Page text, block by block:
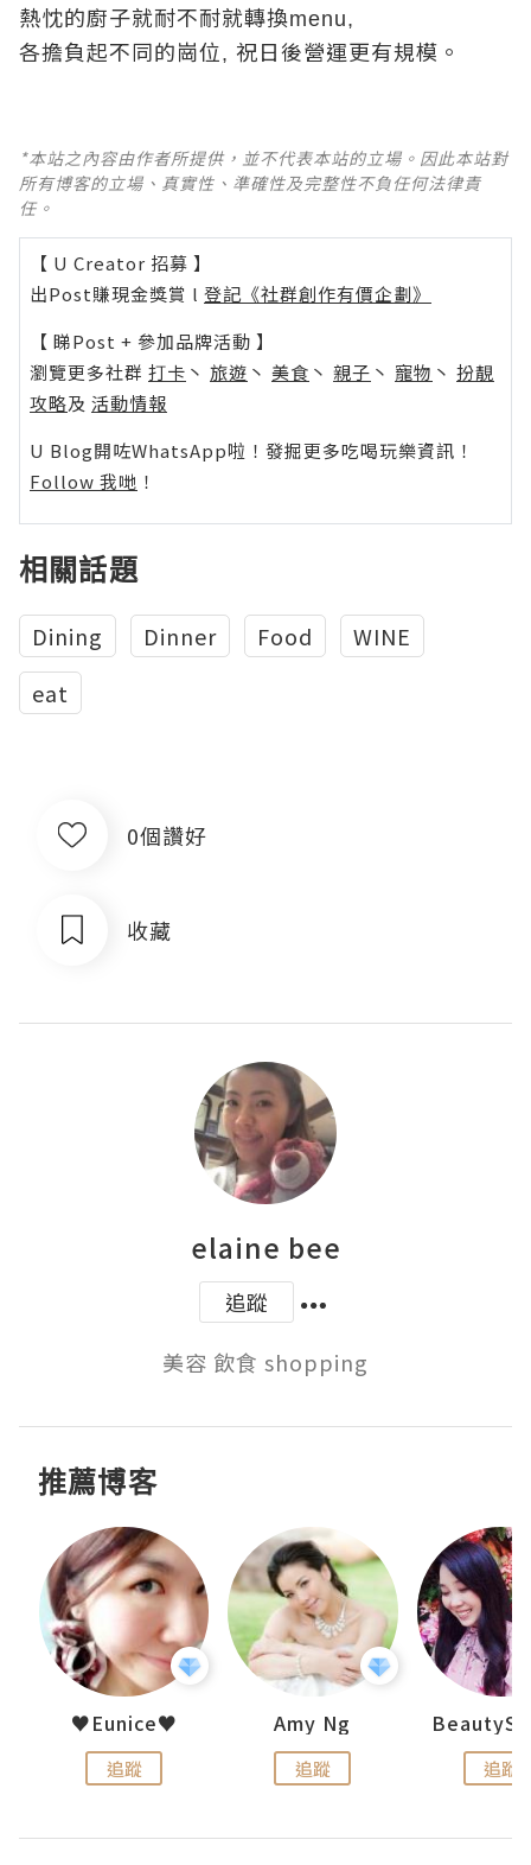
熱忱的廚子就耐不耐就轉換menu,
各擔負起不同的崗位, 祝日後營運更有規模。
*本站之內容由作者所提供，並不代表本站的立場。因此本站對
所有博客的立場、真實性、準確性及完整性不負任何法律責
任。
【 U Creator 招募 】
出Post賺現金獎賞 l 登記《社群創作有價企劃》
【 睇Post + 參加品牌活動 】
瀏覽更多社群 打卡 丶 旅遊 丶 美食 丶 親子 丶 寵物 丶 扮靚
攻略及 活動情報
U Blog開咗WhatsApp啦！發掘更多吃喝玩樂資訊！
Follow 我哋 ！
相關話題
Dining Dinner Food
WINE
eat
0個讚好
收藏
elaine bee
追蹤
美容 飲食 shopping
推薦博客
♥Eunice♥
追蹤
Amy Ng
追蹤 追蹤